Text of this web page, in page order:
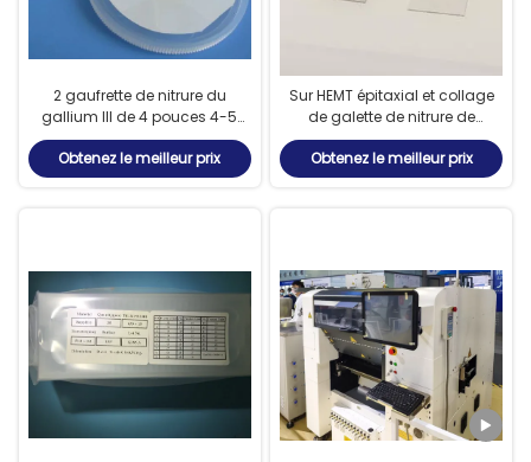
2 gaufrette de nitrure du
gallium III de 4 pouces 4-5
Um de 0,43 millimètres de
saphir substrats sic
Obtenez le meilleur prix
Sur HEMT épitaxial et collage
de galette de nitrure de
gallium de diamant
Obtenez le meilleur prix